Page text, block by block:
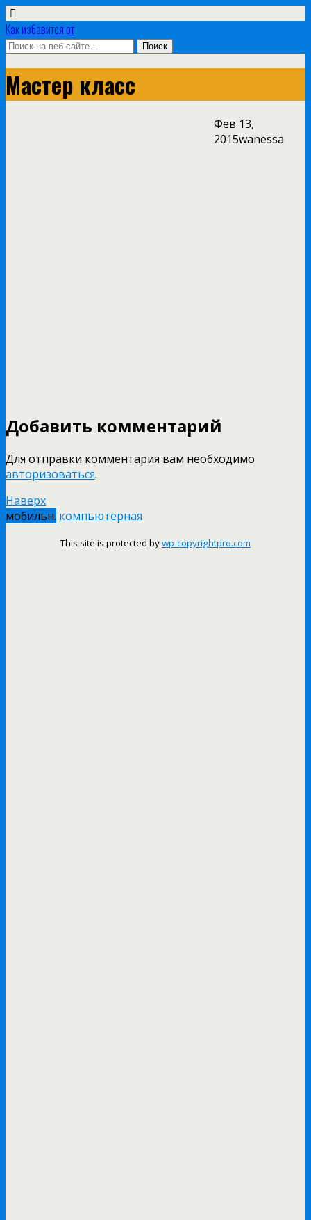
Как избавится от
Мастер класс
Фев 13,
2015wanessa
Добавить комментарий
Для отправки комментария вам необходимо
авторизоваться.
Наверх
мобильн. компьютерная
This site is protected bywp-copyrightpro.com